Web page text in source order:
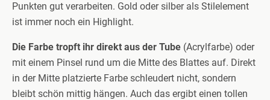
Punkten gut verarbeiten. Gold oder silber als Stilelement
ist immer noch ein Highlight.
Die Farbe tropft ihr direkt aus der Tube (Acrylfarbe) oder
mit einem Pinsel rund um die Mitte des Blattes auf. Direkt
in der Mitte platzierte Farbe schleudert nicht, sondern
bleibt schön mittig hängen. Auch das ergibt einen tollen